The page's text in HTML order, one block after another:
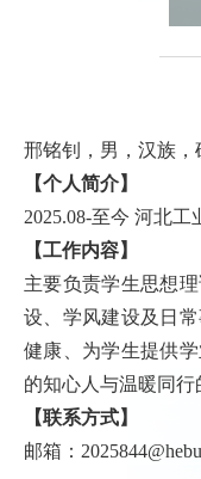
邢铭钊，男，汉族，
【个人简介】
2025.08-至今 河北
【工作内容】
主要负责学生思想
设、学风建设及日
健康、为学生提供
的知心人与温暖同行
【联系方式】
邮箱：